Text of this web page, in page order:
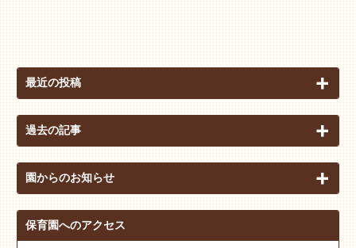
最近の投稿
過去の記事
園からのお知らせ
保育園へのアクセス